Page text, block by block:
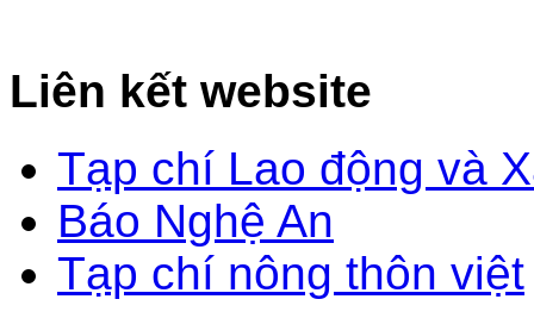
Liên kết website
Tạp chí Lao động và
Báo Nghệ An
Tạp chí nông thôn việt